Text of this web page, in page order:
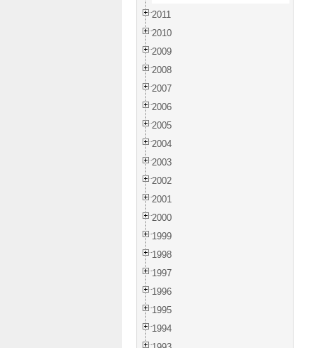
2011
2010
2009
2008
2007
2006
2005
2004
2003
2002
2001
2000
1999
1998
1997
1996
1995
1994